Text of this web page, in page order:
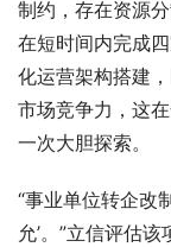
制约，存在资源
在短时间内完成
化运营架构搭建
市场竞争力，这
一次大胆探索。
“事业单位转企改
允’。”立信评估